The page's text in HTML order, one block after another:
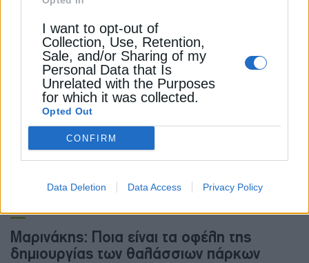
I want to opt-out of
Collection, Use, Retention,
Sale, and/or Sharing of my
Personal Data that Is
Unrelated with the Purposes
for which it was collected.
Opted Out
CONFIRM
Data Deletion Data Access Privacy Policy
ΔΕΊΤΕ ΕΠΊΣΗΣ
ΠΟΛΙΤΙΚΗ
Μαρινάκης: Ποια είναι τα οφέλη της
δημιουργίας των θαλάσσιων πάρκων